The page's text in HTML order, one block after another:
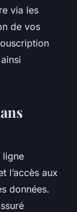
via les
de vos
ligne
l’accès aux
données.